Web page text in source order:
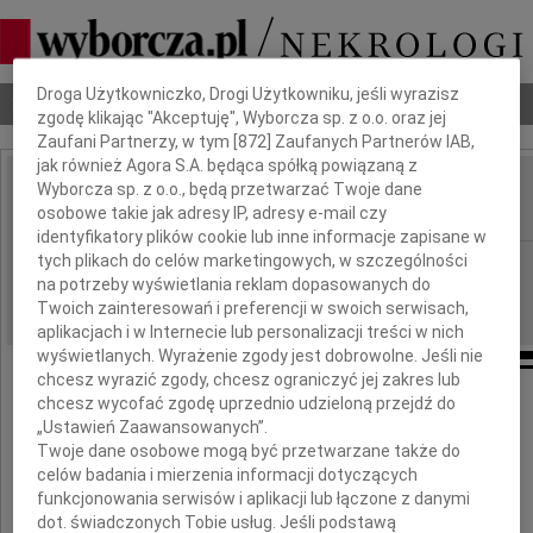
Nekrologi Odeszli Poradnik pogrzebowy
IMIĘ I NAZWISKO: Hanna Podlecka
REGION: Warszawa
DATA EMISJI: 29.03.2011
zmarła, przeżywszy lat 54,
nasza ukochana Córka, Żona i Mama
Dbamy o Twoją prywatność
Droga Użytkowniczko, Drogi Użytkowniku, jeśli wyrazisz
zgodę klikając "Akceptuję", Wyborcza sp. z o.o. oraz jej
Zaufani Partnerzy, w tym [872 ] Zaufanych Partnerów IAB,
jak również Agora S.A. będąca spółką powiązaną z
Wyborcza sp. z o.o., będą przetwarzać Twoje dane
osobowe takie jak adresy IP, adresy e-mail czy
identyfikatory plików cookie lub inne informacje zapisane w
tych plikach do celów marketingowych, w szczególności
na potrzeby wyświetlania reklam dopasowanych do
Twoich zainteresowań i preferencji w swoich serwisach,
aplikacjach i w Internecie lub personalizacji treści w nich
wyświetlanych. Wyrażenie zgody jest dobrowolne. Jeśli nie
chcesz wyrazić zgody, chcesz ograniczyć jej zakres lub
chcesz wycofać zgodę uprzednio udzieloną przejdź do
„Ustawień Zaawansowanych”.
Twoje dane osobowe mogą być przetwarzane także do
celów badania i mierzenia informacji dotyczących
funkcjonowania serwisów i aplikacji lub łączone z danymi
dot. świadczonych Tobie usług. Jeśli podstawą